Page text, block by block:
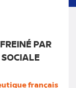
PAR
français